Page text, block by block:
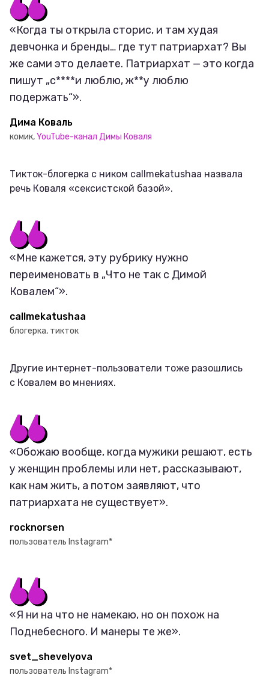
«Когда ты открыла сторис, и там худая
девчонка и бренды… где тут патриархат? Вы
же сами это делаете. Патриархат — это когда
пишут „с****и люблю, ж**у люблю
подержать“».
Дима Коваль
комик,YouTube-канал Димы Коваля
Тикток-блогерка с ником callmekatushaa назвала
речь Коваля «сексистской базой».
«Мне кажется, эту рубрику нужно
переименовать в „Что не так с Димой
Ковалем“».
callmekatushaa
блогерка, тикток
Другие интернет-пользователи тоже разошлись
с Ковалем во мнениях.
«Обожаю вообще, когда мужики решают, есть
у женщин проблемы или нет, рассказывают,
как нам жить, а потом заявляют, что
патриархата не существует».
rocknorsen
пользователь Instagram*
«Я ни на что не намекаю, но он похож на
Поднебесного. И манеры те же».
svet_shevelyova
пользователь Instagram*